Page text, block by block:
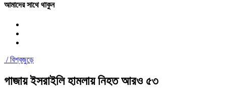
আমাদের সাথে থাকুন
/বিশ্বজুড়ে
গাজায় ইসরাইলি হামলায় নিহত আরও ৫৩